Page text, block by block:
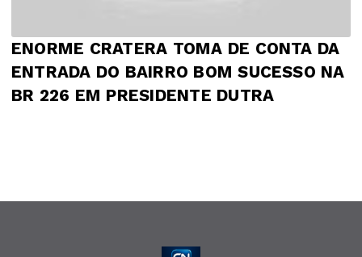
ENORME CRATERA TOMA DE CONTA DA
ENTRADA DO BAIRRO BOM SUCESSO NA
BR 226 EM PRESIDENTE DUTRA